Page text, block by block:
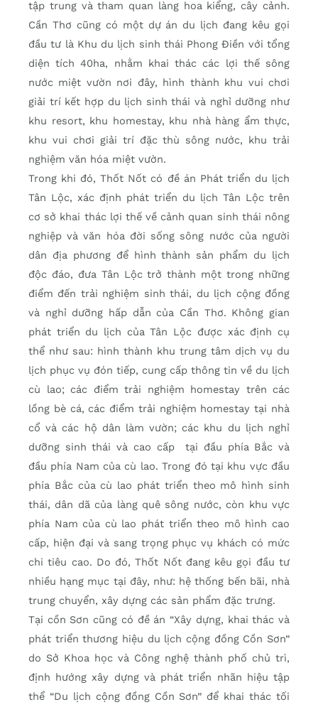
tập trung và tham quan làng hoa kiểng, cây cảnh.
Cần Thơ cũng có một dự án du lịch đang kêu gọi
đầu tư là Khu du lịch sinh thái Phong Ðiền với tổng
diện tích 40ha, nhằm khai thác các lợi thế sông
nước miệt vườn nơi đây, hình thành khu vui chơi
giải trí kết hợp du lịch sinh thái và nghỉ dưỡng như
khu resort, khu homestay, khu nhà hàng ẩm thực,
khu vui chơi giải trí đặc thù sông nước, khu trải
nghiệm văn hóa miệt vườn.
Trong khi đó, Thốt Nốt có đề án Phát triển du lịch
Tân Lộc, xác định phát triển du lịch Tân Lộc trên
cơ sở khai thác lợi thế về cảnh quan sinh thái nông
nghiệp và văn hóa đời sống sông nước của người
dân địa phương để hình thành sản phẩm du lịch
độc đáo, đưa Tân Lộc trở thành một trong những
điểm đến trải nghiệm sinh thái, du lịch cộng đồng
và nghỉ dưỡng hấp dẫn của Cần Thơ. Không gian
phát triển du lịch của Tân Lộc được xác định cụ
thể như sau: hình thành khu trung tâm dịch vụ du
lịch phục vụ đón tiếp, cung cấp thông tin về du lịch
cù lao; các điểm trải nghiệm homestay trên các
lồng bè cá, các điểm trải nghiệm homestay tại nhà
cổ và các hộ dân làm vườn; các khu du lịch nghỉ
dưỡng sinh thái và cao cấp tại đầu phía Bắc và
đầu phía Nam của cù lao. Trong đó tại khu vực đầu
phía Bắc của cù lao phát triển theo mô hình sinh
thái, dân dã của làng quê sông nước, còn khu vực
phía Nam của cù lao phát triển theo mô hình cao
cấp, hiện đại và sang trọng phục vụ khách có mức
chi tiêu cao. Do đó, Thốt Nốt đang kêu gọi đầu tư
nhiều hạng mục tại đây, như: hệ thống bến bãi, nhà
trung chuyển, xây dựng các sản phẩm đặc trưng.
Tại cồn Sơn cũng có đề án “Xây dựng, khai thác và
phát triển thương hiệu du lịch cộng đồng Cồn Sơn”
do Sở Khoa học và Công nghệ thành phố chủ trì,
định hướng xây dựng và phát triển nhãn hiệu tập
thể “Du lịch cộng đồng Cồn Sơn” để khai thác tối